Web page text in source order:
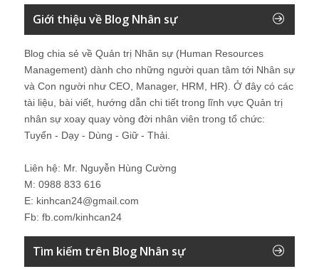
Giới thiệu về Blog Nhân sự
Blog chia sẻ về Quản trị Nhân sự (Human Resources
Management) dành cho những người quan tâm tới Nhân sự
và Con người như CEO, Manager, HRM, HR). Ở đây có các
tài liệu, bài viết, hướng dẫn chi tiết trong lĩnh vực Quản trị
nhân sự xoay quay vòng đời nhân viên trong tổ chức:
Tuyển - Dạy - Dùng - Giữ - Thải.
Liên hệ: Mr. Nguyễn Hùng Cường
M: 0988 833 616
E: kinhcan24@gmail.com
Fb: fb.com/kinhcan24
Tìm kiếm trên Blog Nhân sự